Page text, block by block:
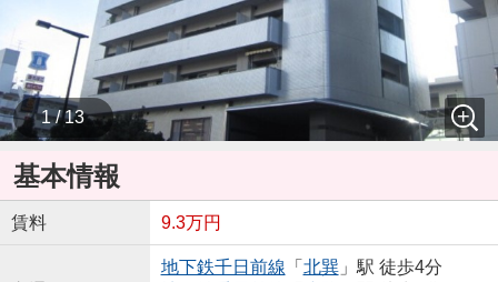
1 / 13
基本情報
賃料 9.3万円
地下鉄千日前線 「 北巽」駅 徒歩4分